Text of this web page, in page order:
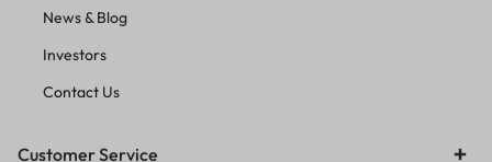
News & Blog
Investors
Contact Us
Customer Service